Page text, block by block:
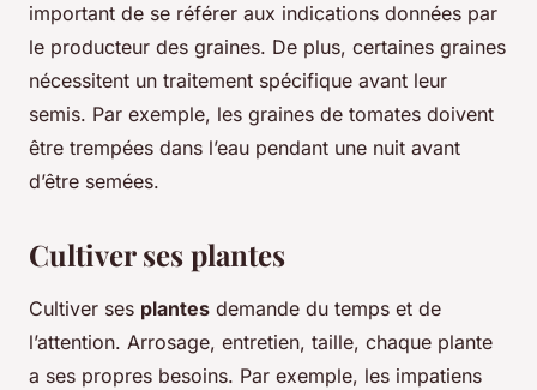
important de se référer aux indications données par
le producteur des graines. De plus, certaines graines
nécessitent un traitement spécifique avant leur
semis. Par exemple, les graines de tomates doivent
être trempées dans l’eau pendant une nuit avant
d’être semées.
Cultiver ses plantes
Cultiver ses plantes demande du temps et de
l’attention. Arrosage, entretien, taille, chaque plante
a ses propres besoins. Par exemple, les impatiens